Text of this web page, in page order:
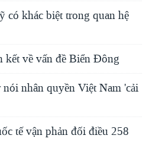
có khác biệt trong quan hệ
kết về vấn đề Biển Đông
nhân quyền Việt Nam 'cải
tế vận phản đối điều 258